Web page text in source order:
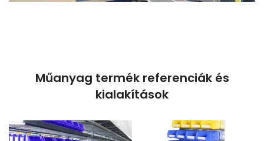
Műanyag termék referenciák és
kialakítások